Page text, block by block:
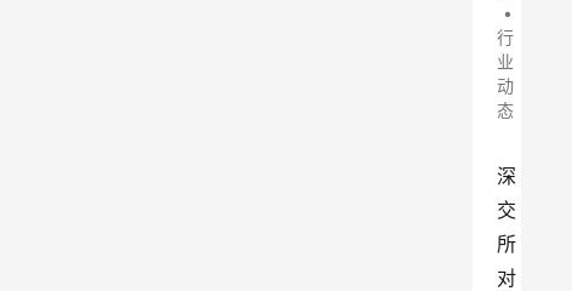
•
行
业
动
态
深
交
所
对